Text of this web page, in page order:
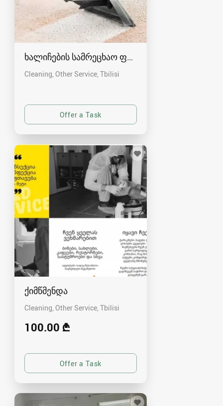
ხალიჩების სამრეცხაო ფაბრიკა
Cleaning, Other Service Tbilisi
ქიმწმენდა
Cleaning, Other Service Tbilisi
100.00 ₾